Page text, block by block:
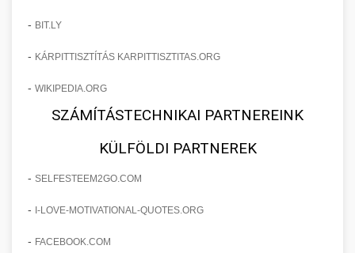
- BIT.LY
- KÁRPITTISZTÍTÁS KARPITTISZTITAS.ORG
- WIKIPEDIA.ORG
SZÁMÍTÁSTECHNIKAI PARTNEREINK
KÜLFÖLDI PARTNEREK
- SELFESTEEM2GO.COM
- I-LOVE-MOTIVATIONAL-QUOTES.ORG
- FACEBOOK.COM